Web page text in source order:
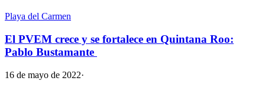
Playa del Carmen
El PVEM crece y se fortalece en Quintana Roo:
Pablo Bustamante
16 de mayo de 2022·